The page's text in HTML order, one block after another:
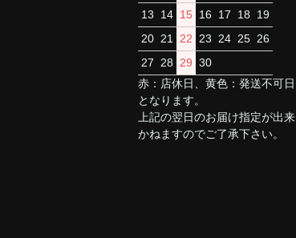
13
14 15 16 17 18
19
20 21 22 23 24 25 26
27
28 29 30
赤：店休日、黄色：発送不可日
となります。
上記の翌日のお届け指定が出来
かねますのでご了承下さい。